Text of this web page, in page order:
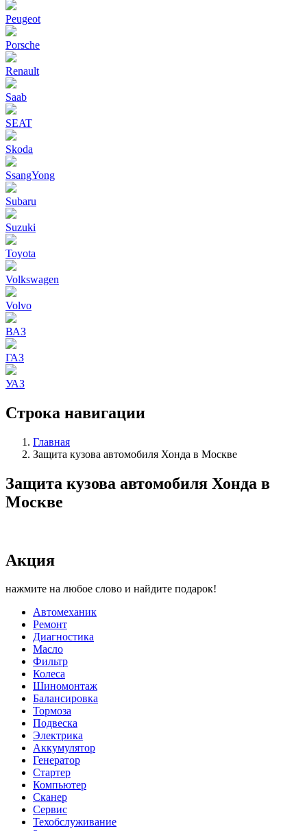
Peugeot
Porsche
Renault
Saab
SEAT
Skoda
SsangYong
Subaru
Suzuki
Toyota
Volkswagen
Volvo
ВАЗ
ГАЗ
УАЗ
Строка навигации
Главная
Защита кузова автомобиля Хонда в Москве
Защита кузова автомобиля Хонда в
Москве
Акция
нажмите на любое слово и найдите подарок!
Автомеханик
Ремонт
Диагностика
Масло
Фильтр
Колеса
Шиномонтаж
Балансировка
Тормоза
Подвеска
Электрика
Аккумулятор
Генератор
Стартер
Компьютер
Сканер
Сервис
Техобслуживание